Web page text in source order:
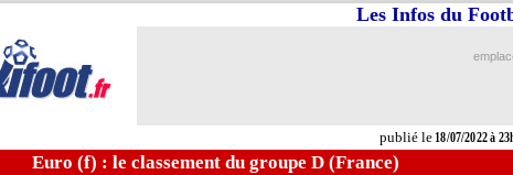
publié le18/07/2022 à
Les Infos du
Euro (f) : le classement du groupe D (France)